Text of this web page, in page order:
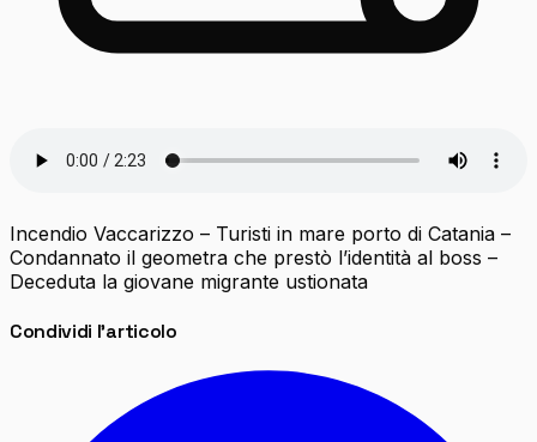
Incendio Vaccarizzo – Turisti in mare porto di Catania –
Condannato il geometra che prestò l’identità al boss –
Deceduta la giovane migrante ustionata
Condividi l'articolo